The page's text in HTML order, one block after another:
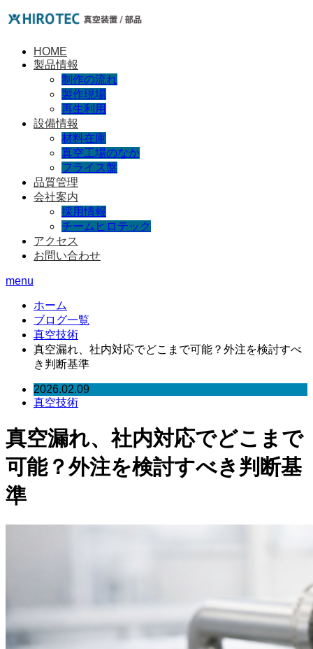
HOME
製品情報
制作の流れ
製作現場
再生利用
設備情報
材料在庫
真空工場のなか
フライス盤
品質管理
会社案内
採用情報
チームヒロテック
アクセス
お問い合わせ
menu
ホーム
ブログ一覧
真空技術
真空漏れ、社内対応でどこまで可能？外注を検討すべ
き判断基準
2026.02.09
真空技術
真空漏れ、社内対応でどこまで
可能？外注を検討すべき判断基
準